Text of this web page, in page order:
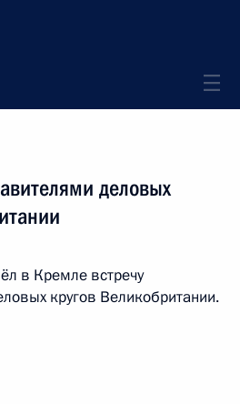
деловых
в Кремле встречу
кругов Великобритании.